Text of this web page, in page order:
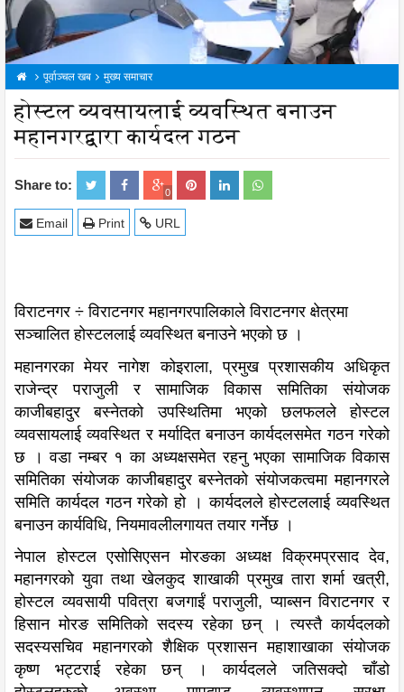
पूर्वाञ्चल खब मुख्य समाचार
होस्टल व्यवसायलाई व्यवस्थित बनाउन
महानगरद्वारा कार्यदल गठन
Share to: 0
URL
Print
Email
विराटनगर ÷ विराटनगर महानगरपालिकाले विराटनगर क्षेत्रमा
सञ्चालित होस्टललाई व्यवस्थित बनाउने भएको छ ।
महानगरका मेयर नागेश कोइराला, प्रमुख प्रशासकीय अधिकृत
राजेन्द्र पराजुली र सामाजिक विकास समितिका संयोजक
काजीबहादुर बस्नेतको उपस्थितिमा भएको छलफलले होस्टल
व्यवसायलाई व्यवस्थित र मर्यादित बनाउन कार्यदलसमेत गठन गरेको
छ । वडा नम्बर १ का अध्यक्षसमेत रहनु भएका सामाजिक विकास
समितिका संयोजक काजीबहादुर बस्नेतको संयोजकत्वमा महानगरले
समिति कार्यदल गठन गरेको हो । कार्यदलले होस्टललाई व्यवस्थित
बनाउन कार्यविधि, नियमावलीलगायत तयार गर्नेछ ।
नेपाल होस्टल एसोसिएसन मोरङका अध्यक्ष विक्रमप्रसाद देव,
महानगरको युवा तथा खेलकुद शाखाकी प्रमुख तारा शर्मा खत्री,
होस्टल व्यवसायी पवित्रा बजगाईं पराजुली, प्याब्सन विराटनगर र
हिसान मोरङ समितिको सदस्य रहेका छन् । त्यस्तै कार्यदलको
सदस्यसचिव महानगरको शैक्षिक प्रशासन महाशाखाका संयोजक
कृष्ण भट्टराई रहेका छन् । कार्यदलले जतिसक्दो चाँडो